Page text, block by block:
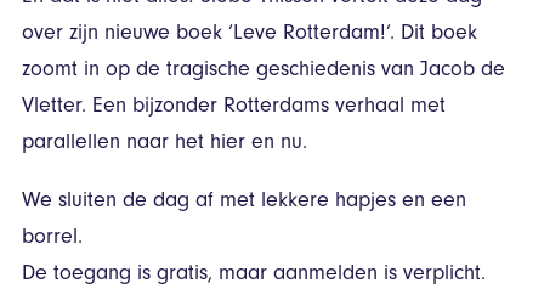
over zijn nieuwe boek ‘Leve Rotterdam!’. Dit boek
zoomt in op de tragische geschiedenis van Jacob de
Vletter. Een bijzonder Rotterdams verhaal met
parallellen naar het hier en nu.
We sluiten de dag af met lekkere hapjes en een
borrel.
De toegang is gratis, maar aanmelden is verplicht.